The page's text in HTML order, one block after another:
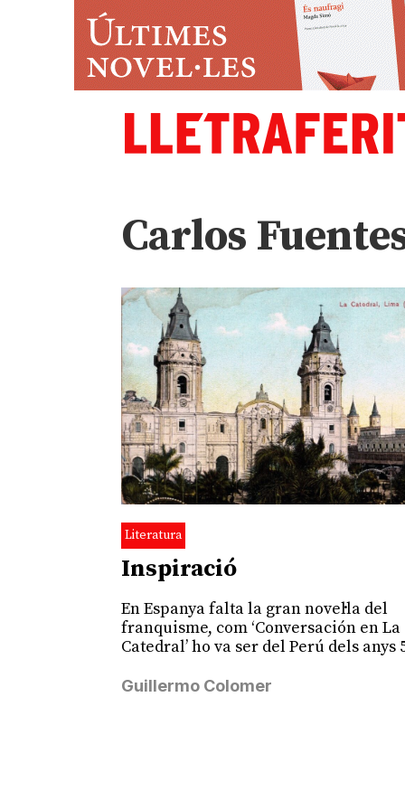
Carlos
Literatura
Inspiració
En Espanya falta la gran novel·la del
franquisme, com ‘Conversación en La
Catedral’ ho va ser del Perú dels anys
Guillermo Colomer